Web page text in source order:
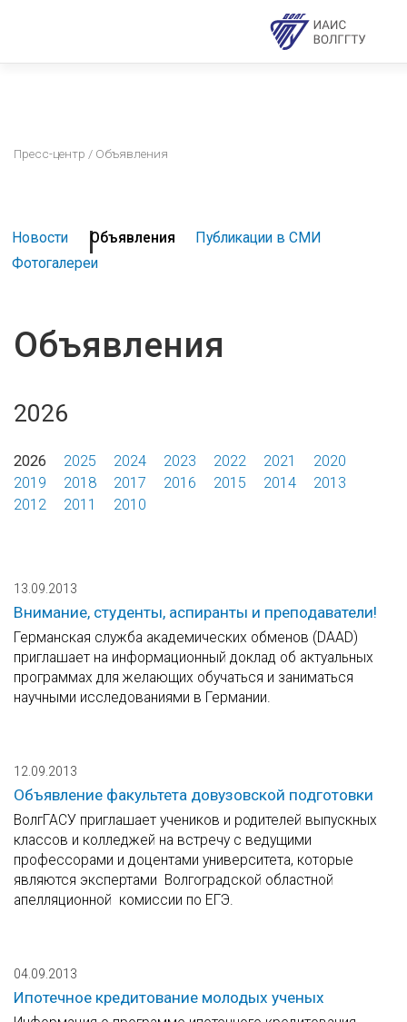
Пресс-центр / Объявления
Новости Объявления
Публикации в СМИ
Фотогалереи
Объявления
2026
2026 2025 2024 2023 2022 2021
2020
2019
2018 2017 2016 2015 2014
2013
2012
2011 2010
13.09.2013
Внимание, студенты, аспиранты и преподаватели!
Германская служба академических обменов (DAAD)
приглашает на информационный доклад об актуальных
программах для желающих обучаться и заниматься
научными исследованиями в Германии.
12.09.2013
Объявление факультета довузовской подготовки
ВолгГАСУ приглашает учеников и родителей выпускных
классов и колледжей на встречу с ведущими
профессорами и доцентами университета, которые
являются экспертами Волгоградской областной
апелляционной комиссии по ЕГЭ.
04.09.2013
Ипотечное кредитование молодых ученых